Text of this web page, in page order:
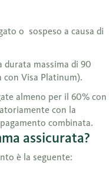
o sospeso a causa di
massima di 90
Visa Platinum).
almeno per il 60% con
con la
combinata.
assicurata?
è la seguente: